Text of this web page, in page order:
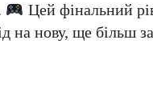
Цей фінальний
на нову, ще більш